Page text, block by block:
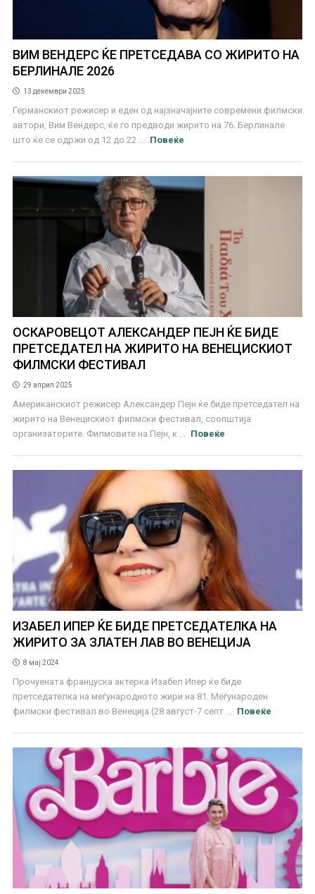
ВИМ ВЕНДЕРС ЌЕ ПРЕТСЕДАВА СО ЖИРИТО НА
БЕРЛИНАЛЕ 2026
13 декември 2025
Германскиот режисер и еден од најзначајните современи филмски
автори, Вим Вендерс, ќе го предводи жирито на 76. Берлинале
што ќе се одржи од 12 до 22 ...
Повеќе
ОСКАРОВЕЦОТ АЛЕКСАНДЕР ПЕЈН ЌЕ БИДЕ
ПРЕТСЕДАТЕЛ НА ЖИРИТО НА ВЕНЕЦИСКИОТ
ФИЛМСКИ ФЕСТИВАЛ
29 април 2025
Американскиот режисер Александер Пејн ќе биде претседател на
жирито на Венецискиот филмски фестивал, соопштија
организаторите. Филмовите на Пејн, к ...
Повеќе
ИЗАБЕЛ ИПЕР ЌЕ БИДЕ ПРЕТСЕДАТЕЛКА НА
ЖИРИТО ЗА ЗЛАТЕН ЛАВ ВО ВЕНЕЦИЈА
8 мај 2024
Прочуената француска актерка Изабел Ипер ќе биде
претседателка на меѓународното жири на 81. Меѓународен
филмски фестивал во Венеција (28 август-7 септ ...
Повеќе